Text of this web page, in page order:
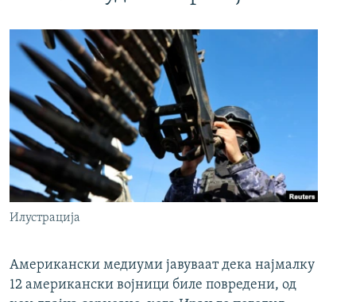
Илустрација
Американски медиуми јавуваат дека најмалку
12 американски војници биле повредени, од